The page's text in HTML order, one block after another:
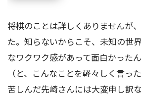
将棋のことは詳しくありませんが
た。知らないからこそ、未知の世
なワクワク感があって面白かった
（と、こんなことを軽々しく言っ
苦しんだ先崎さんには大変申し訳